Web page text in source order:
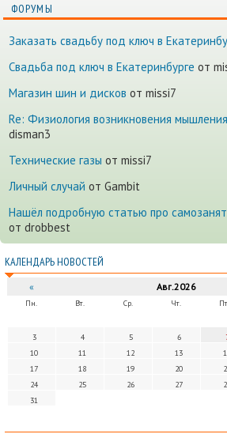
ФОРУМЫ
Заказать свадьбу под ключ в
Cвадьба под ключ в Екатеринбурге от
Магазин шин и дисков от missi7
Re: Физиология возникновения
disman3
Технические газы от missi7
Личный случай от Gambit
Нашёл подробную статью про
от drobbest
КАЛЕНДАРЬ НОВОСТЕЙ
« Авг.2026
Пн. Вт. Ср. Чт.
3
4 5 6
10
11 12 13
17
18 19 20
24
25 26 27
31